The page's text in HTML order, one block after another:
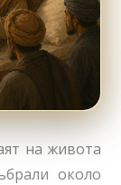
на живота
около